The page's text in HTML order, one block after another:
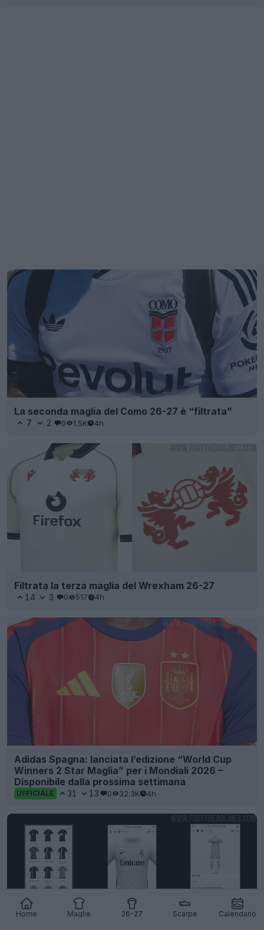
Home Maglie 26-27 Scarpe Calendario
La seconda maglia del Como 26-27 è “filtrata”
7 2 0 1.5K 4h
Filtrata la terza maglia del Wrexham 26-27
14 3 0 517 4h
Adidas Spagna: lanciata l’edizione “World Cup
Winners 2 Star Maglia” per i Mondiali 2026 –
Disponibile dalla prossima settimana
UFFICIALE 31 13 0 32.3K 4h